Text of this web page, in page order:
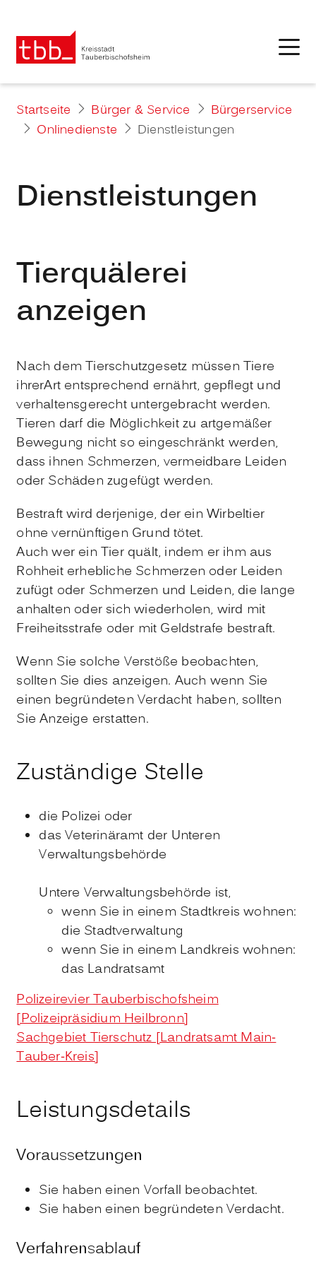
Startseite Bürger & Service
Bürgerservice
Onlinedienste
Dienstleistungen
Dienstleistungen
Tierquälerei
anzeigen
Nach dem Tierschutzgesetz müssen Tiere
ihrerArt entsprechend ernährt, gepflegt und
verhaltensgerecht untergebracht werden.
Tieren darf die Möglichkeit zu artgemäßer
Bewegung nicht so eingeschränkt werden,
dass ihnen Schmerzen, vermeidbare Leiden
oder Schäden zugefügt werden.
Bestraft wird derjenige, der ein Wirbeltier
ohne vernünftigen Grund tötet.
Auch wer ein Tier quält, indem er ihm aus
Rohheit erhebliche Schmerzen oder Leiden
zufügt oder Schmerzen und Leiden, die lange
anhalten oder sich wiederholen, wird mit
Freiheitsstrafe oder mit Geldstrafe bestraft.
Wenn Sie solche Verstöße beobachten,
sollten Sie dies anzeigen. Auch wenn Sie
einen begründeten Verdacht haben, sollten
Sie Anzeige erstatten.
Zuständige Stelle
die Polizei oder
das Veterinäramt der Unteren
Verwaltungsbehörde
Untere Verwaltungsbehörde ist,
wenn Sie in einem Stadtkreis wohnen:
die Stadtverwaltung
wenn Sie in einem Landkreis wohnen:
das Landratsamt
Polizeirevier Tauberbischofsheim
[Polizeipräsidium Heilbronn]
Sachgebiet Tierschutz [Landratsamt Main-
Tauber-Kreis]
Leistungsdetails
Voraussetzungen
Sie haben einen Vorfall beobachtet.
Sie haben einen begründeten Verdacht.
Verfahrensablauf